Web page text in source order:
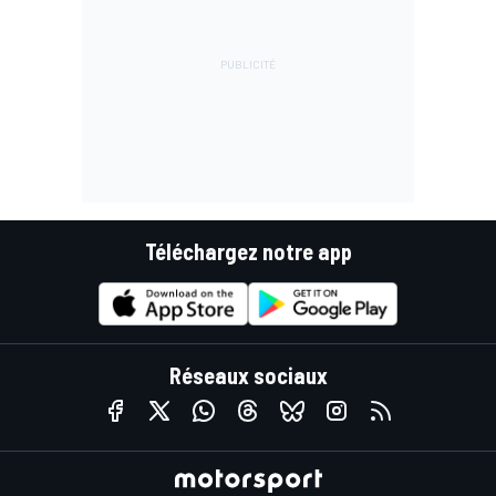
Téléchargez notre app
Réseaux sociaux